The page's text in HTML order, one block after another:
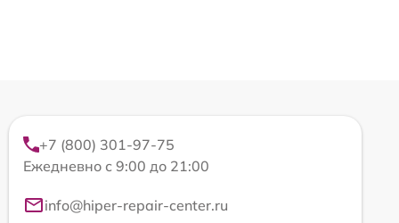
+7 (800) 301-97-75
Ежедневно с 9:00 до 21:00
info@hiper-repair-center.ru